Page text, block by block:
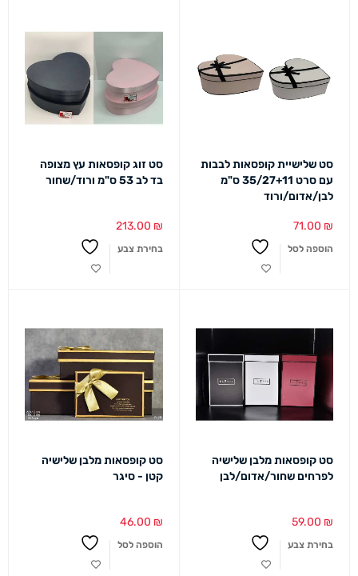
סט שלישיית קופסאות לבבות
עם סרט 35/27+11 ס"מ
לבן/אדום/ורוד
71.00 ₪
הוספה לסל
סט זוג קופסאות עץ מצופה
בד לב 53 ס"מ ורוד/שחור
213.00 ₪
בחירת צבע
סט קופסאות מלבן שלישיה
לפרחים שחור/אדום/לבן
59.00 ₪
בחירת צבע
סט קופסאות מלבן שלישיה
קטן - סיגר
46.00 ₪
הוספה לסל